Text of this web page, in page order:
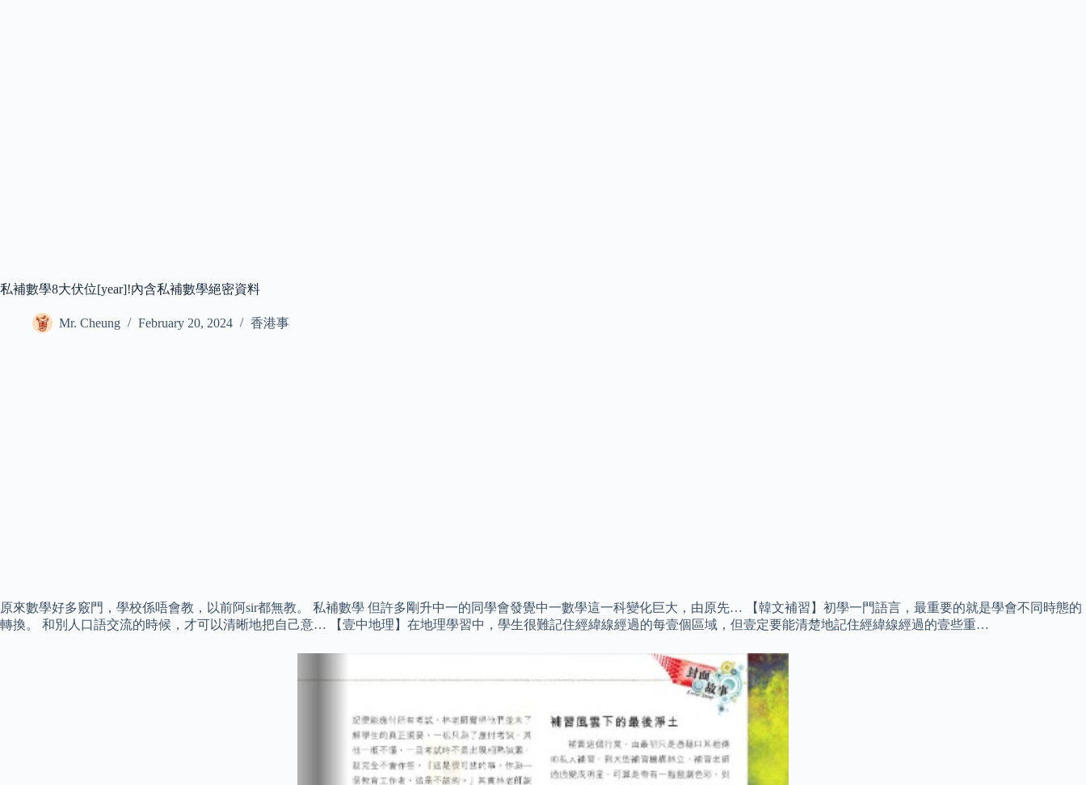
私補數學8大伏位[year]!內含私補數學絕密資料
Mr. Cheung February 20, 2024 香港事
原來數學好多竅門，學校係唔會教，以前阿sir都無教。 私補數學 但許多剛升中一的同學會發覺中一數學這一科變化巨大，由原先… 【韓文補習】初學一門語言，最重要的就是學會不同時態的
轉換。 和別人口語交流的時候，才可以清晰地把自己意… 【壹中地理】在地理學習中，學生很難記住經緯線經過的每壹個區域，但壹定要能清楚地記住經緯線經過的壹些重…